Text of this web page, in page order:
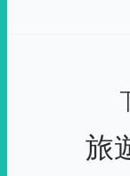
旅